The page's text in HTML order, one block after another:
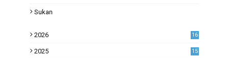
Sukan
2026 16
2025 15